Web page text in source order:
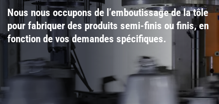
Nous nous occupons de l’emboutissage de la tôle
pour fabriquer des produits semi-finis ou finis, en
fonction de vos demandes spécifiques.